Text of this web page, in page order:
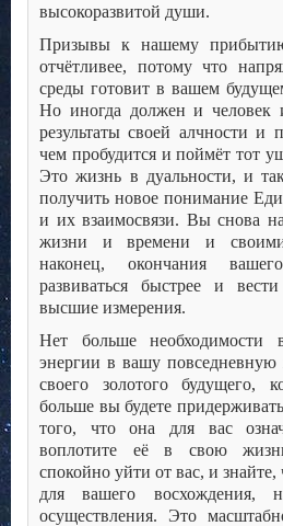
высокоразвитой души.
Призывы к нашему
отчётливее, потому что
среды готовит в вашем
Но иногда должен и человек
результаты своей алчности и
чем пробудится и поймёт тот
Это жизнь в дуальности, и
получить новое понимание
и их взаимосвязи. Вы снова
жизни и времени и своими
наконец, окончания
развиваться быстрее и
высшие измерения.
Нет больше необходимости
энергии в вашу
своего золотого будущего,
больше вы будете
того, что она для вас
воплотите её в свою
спокойно уйти от вас, и
для вашего восхождения,
осуществления. Это